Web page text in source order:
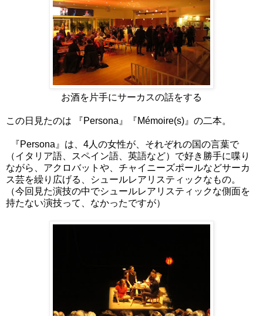
お酒を片手にサーカスの話をする
この日見たのは 『Persona』『Mémoire(s)』の二本。
『Persona』は、4人の女性が、それぞれの国の言葉で
（イタリア語、スペイン語、英語など）で好き勝手に喋り
ながら、アクロバットや、チャイニーズポールなどサーカ
ス芸を繰り広げる、シュールレアリスティックなもの。
（今回見た演技の中でシュールレアリスティックな側面を
持たない演技って、なかったですが）